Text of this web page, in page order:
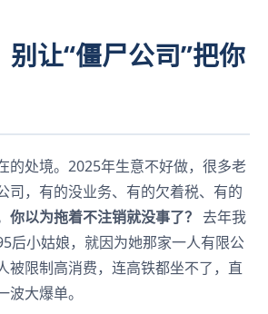
别让“僵尸公司”把你
的处境。2025年生意不好做，很多老
司，有的没业务、有的欠着税、有的
你以为拖着不注销就没事了？ 去年我
后小姑娘，就因为她那家一人有限公
被限制高消费，连高铁都坐不了，直
大爆单。